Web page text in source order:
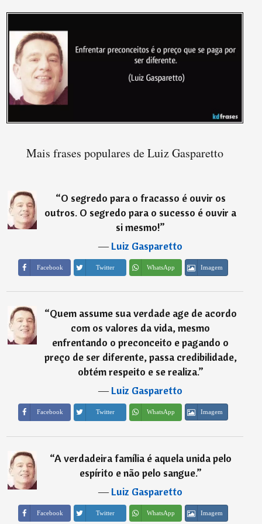
Mais frases populares de Luiz Gasparetto
“O segredo para o fracasso é ouvir os
outros. O segredo para o sucesso é ouvir a
si mesmo!”
―Luiz Gasparetto
Facebook Twitter WhatsApp Imagem
“Quem assume sua verdade age de acordo
com os valores da vida, mesmo
enfrentando o preconceito e pagando o
preço de ser diferente, passa credibilidade,
obtém respeito e se realiza.”
―Luiz Gasparetto
Facebook Twitter WhatsApp Imagem
“A verdadeira família é aquela unida pelo
espírito e não pelo sangue.”
―Luiz Gasparetto
Facebook Twitter WhatsApp Imagem